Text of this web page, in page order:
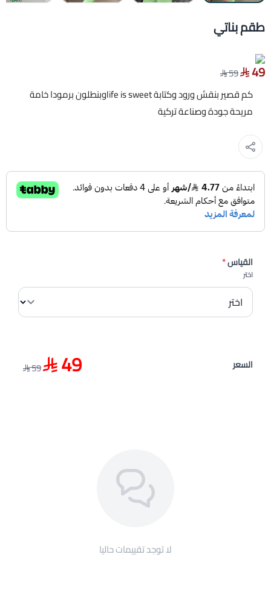
طقم بناتي
49
59
كم قصير بنقش ورود وكتابة life is sweetوبنطلون برمودا خامة
مريحة جودة وصناعة تركية
القياس*
اختر
السعر 49
59
لا توجد تقييمات حاليا